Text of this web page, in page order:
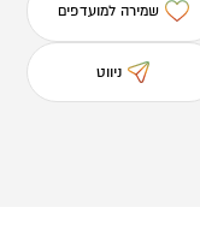
שמירה למועדפים
ניווט